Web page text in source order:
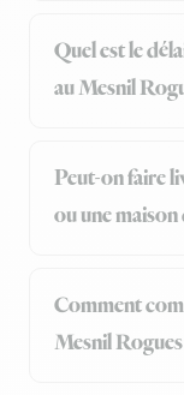
Quel est le
au Mesnil
Peut-on faire
ou une
Comment
Mesnil